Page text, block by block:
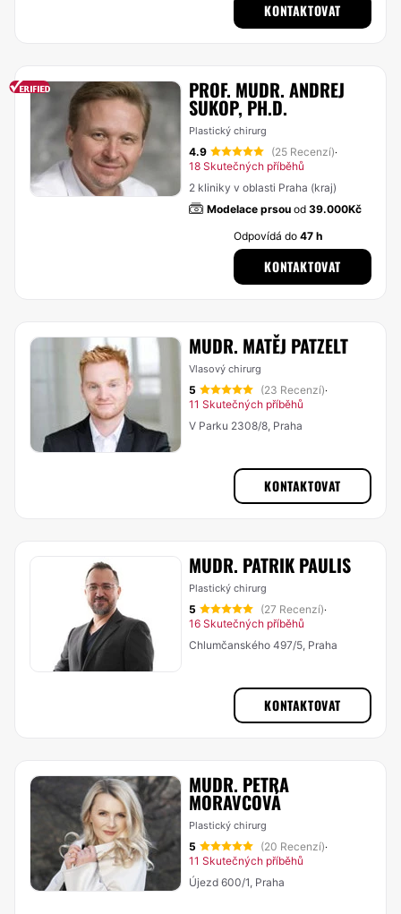
KONTAKTOVAT
PROF. MUDR. ANDREJ
SUKOP, PH.D.
Plastický chirurg
4.9 (25 Recenzí)·
18 Skutečných příběhů
2 kliniky v oblasti Praha (kraj)
Modelace prsou od 39.000Kč
Odpovídá do47 h
KONTAKTOVAT
MUDR. MATĚJ PATZELT
Vlasový chirurg
5 (23 Recenzí)·
11 Skutečných příběhů
V Parku 2308/8, Praha
KONTAKTOVAT
MUDR. PATRIK PAULIS
Plastický chirurg
5 (27 Recenzí)·
16 Skutečných příběhů
Chlumčanského 497/5, Praha
KONTAKTOVAT
MUDR. PETRA
MORAVCOVÁ
Plastický chirurg
5 (20 Recenzí)·
11 Skutečných příběhů
Újezd 600/1, Praha